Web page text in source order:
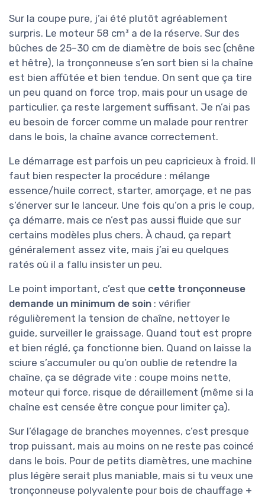
Sur la coupe pure, j’ai été plutôt agréablement
surpris. Le moteur 58 cm³ a de la réserve. Sur des
bûches de 25–30 cm de diamètre de bois sec (chêne
et hêtre), la tronçonneuse s’en sort bien si la chaîne
est bien affûtée et bien tendue. On sent que ça tire
un peu quand on force trop, mais pour un usage de
particulier, ça reste largement suffisant. Je n’ai pas
eu besoin de forcer comme un malade pour rentrer
dans le bois, la chaîne avance correctement.
Le démarrage est parfois un peu capricieux à froid. Il
faut bien respecter la procédure : mélange
essence/huile correct, starter, amorçage, et ne pas
s’énerver sur le lanceur. Une fois qu’on a pris le coup,
ça démarre, mais ce n’est pas aussi fluide que sur
certains modèles plus chers. À chaud, ça repart
généralement assez vite, mais j’ai eu quelques
ratés où il a fallu insister un peu.
Le point important, c’est que cette tronçonneuse
demande un minimum de soin : vérifier
régulièrement la tension de chaîne, nettoyer le
guide, surveiller le graissage. Quand tout est propre
et bien réglé, ça fonctionne bien. Quand on laisse la
sciure s’accumuler ou qu’on oublie de retendre la
chaîne, ça se dégrade vite : coupe moins nette,
moteur qui force, risque de déraillement (même si la
chaîne est censée être conçue pour limiter ça).
Sur l’élagage de branches moyennes, c’est presque
trop puissant, mais au moins on ne reste pas coincé
dans le bois. Pour de petits diamètres, une machine
plus légère serait plus maniable, mais si tu veux une
tronçonneuse polyvalente pour bois de chauffage +